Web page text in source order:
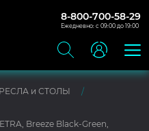
8-800-700-58-29
Ежедневно: с 09:00 до 19:00
и СТОЛЫ
Breeze Black-Green,